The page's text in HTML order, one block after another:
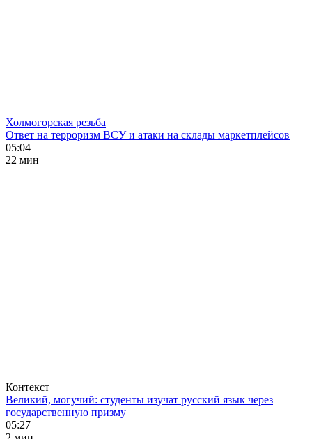
Холмогорская резьба
Ответ на терроризм ВСУ и атаки на склады маркетплейсов
05:04
22 мин
Контекст
Великий, могучий: студенты изучат русский язык через
государственную призму
05:27